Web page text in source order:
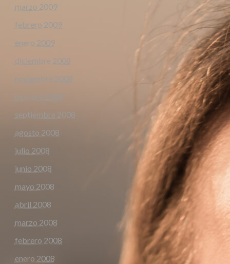
marzo 2009
febrero 2009
enero 2009
diciembre 2008
noviembre 2008
octubre 2008
septiembre 2008
agosto 2008
julio 2008
junio 2008
mayo 2008
abril 2008
marzo 2008
febrero 2008
enero 2008